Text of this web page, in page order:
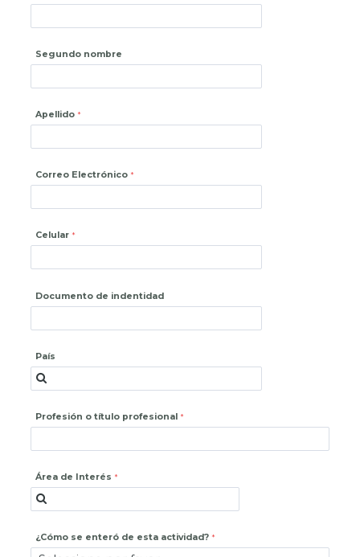
Segundo nombre
Apellido
Correo Electrónico
Celular
Documento de indentidad
País
Profesión o título profesional
Área de Interés
¿Cómo se enteró de esta actividad?